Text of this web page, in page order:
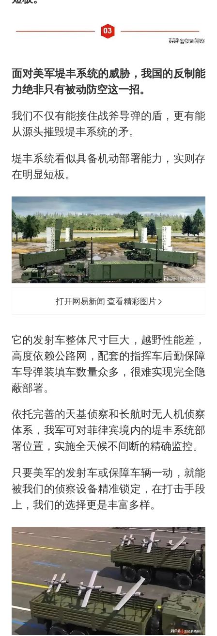
面对美军堤丰系统的威胁，我国的反制能
力绝非只有被动防空这一招。
我们不仅有能接住战斧导弹的盾，更有能
从源头摧毁堤丰系统的矛。
堤丰系统看似具备机动部署能力，实则存
在明显短板。
打开网易新闻 查看精彩图片
它的发射车整体尺寸巨大，越野性能差，
高度依赖公路网，配套的指挥车后勤保障
车导弹装填车数量众多，很难实现完全隐
蔽部署。
依托完善的天基侦察和长航时无人机侦察
体系，我军可对菲律宾境内的堤丰系统部
署位置，实施全天候不间断的精确监控。
只要美军的发射车或保障车辆一动，就能
被我们的侦察设备精准锁定，在打击手段
上，我们的选择更是丰富多样。